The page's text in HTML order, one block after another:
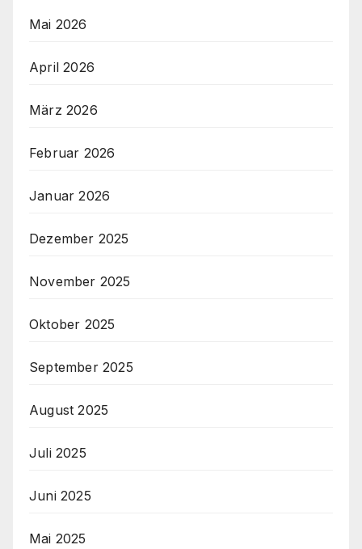
Mai 2026
April 2026
März 2026
Februar 2026
Januar 2026
Dezember 2025
November 2025
Oktober 2025
September 2025
August 2025
Juli 2025
Juni 2025
Mai 2025